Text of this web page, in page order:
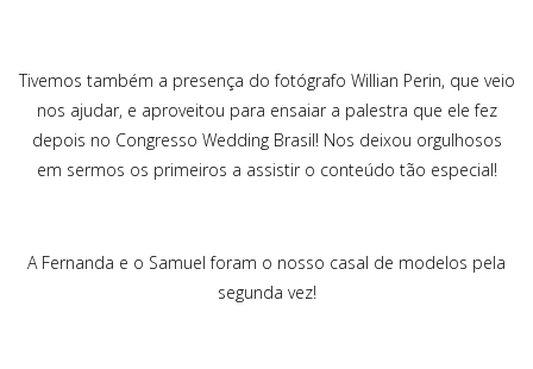
Tivemos também a presença do fotógrafo Willian Perin, que veio
nos ajudar, e aproveitou para ensaiar a palestra que ele fez
depois no Congresso Wedding Brasil! Nos deixou orgulhosos
em sermos os primeiros a assistir o conteúdo tão especial!
A Fernanda e o Samuel foram o nosso casal de modelos pela
segunda vez!